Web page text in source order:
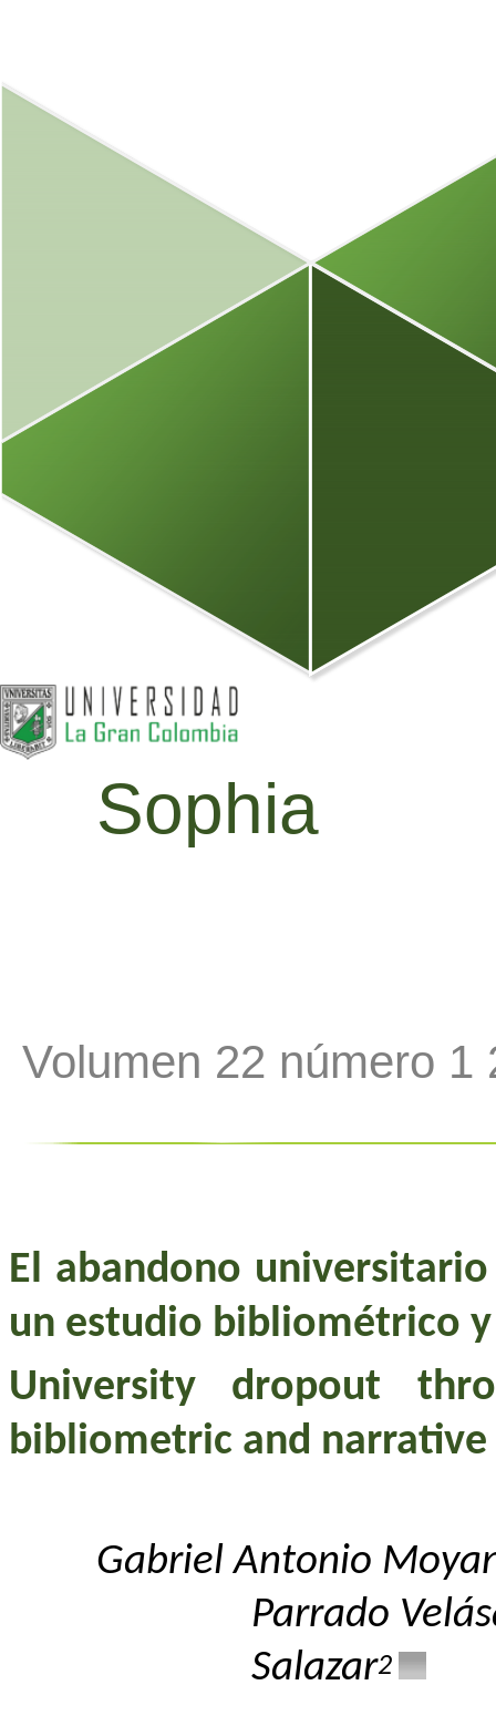
Sophia
Volumen 22 número 1
El abandono
un estudio bibliométrico
University dropout
bibliometric and narrative
Gabriel Antonio
Parrado
Salazar2